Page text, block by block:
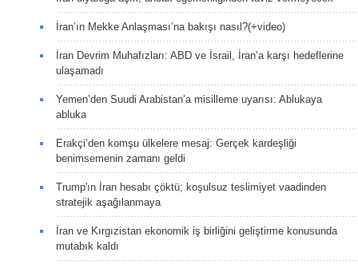
İran’ın Mekke Anlaşması’na bakışı nasıl?(+video)
İran Devrim Muhafızları: ABD ve İsrail, İran’a karşı hedeflerine
ulaşamadı
Yemen’den Suudi Arabistan’a misilleme uyarısı: Ablukaya
abluka
Erakçi’den komşu ülkelere mesaj: Gerçek kardeşliği
benimsemenin zamanı geldi
Trump'ın İran hesabı çöktü; koşulsuz teslimiyet vaadinden
stratejik aşağılanmaya
İran ve Kırgızistan ekonomik iş birliğini geliştirme konusunda
mutabık kaldı